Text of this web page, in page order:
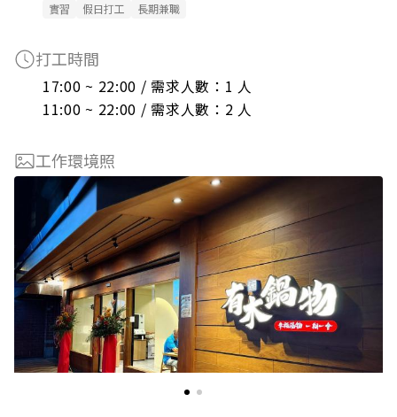
實習 假日打工 長期兼職
打工時間
17:00 ~ 22:00 / 需求人數：1 人
11:00 ~ 22:00 / 需求人數：2 人
工作環境照